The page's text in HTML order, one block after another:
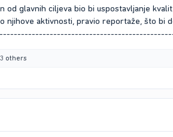
od glavnih ciljeva bio bi uspostavljanje
njihove aktivnosti, pravio reportaže, što bi
others